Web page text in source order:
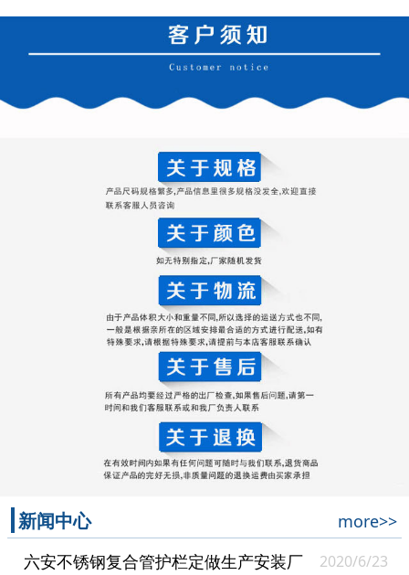
新闻中心
more>>
六安不锈钢复合管护栏定做生产安装厂
2020/6/23